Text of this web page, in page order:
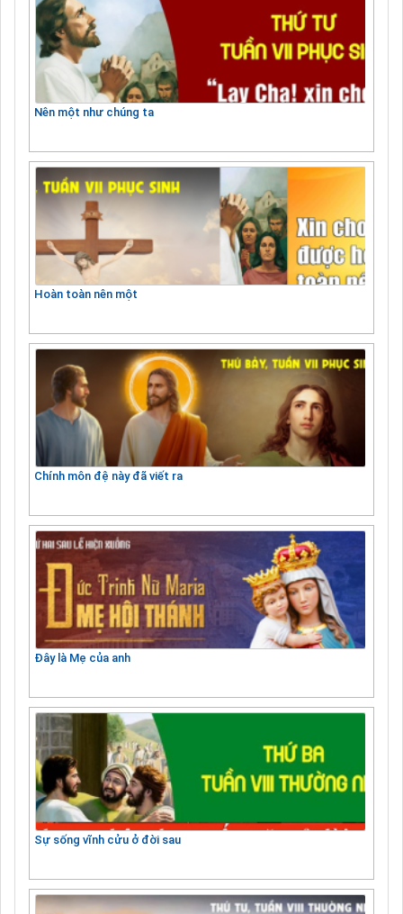
Nên một như chúng ta
Hoàn toàn nên một
Chính môn đệ này đã viết ra
Đây là Mẹ của anh
Sự sống vĩnh cửu ở đời sau